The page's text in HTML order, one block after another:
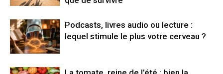
Podcasts, livres audio ou lecture :
lequel stimule le plus votre cerveau ?